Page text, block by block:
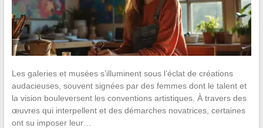
Les galeries et musées s’illuminent sous l’éclat de créations
audacieuses, souvent signées par des femmes dont le talent et
la vision bouleversent les conventions artistiques. À travers des
œuvres qui interpellent et des démarches novatrices, certaines
ont su imposer leur…